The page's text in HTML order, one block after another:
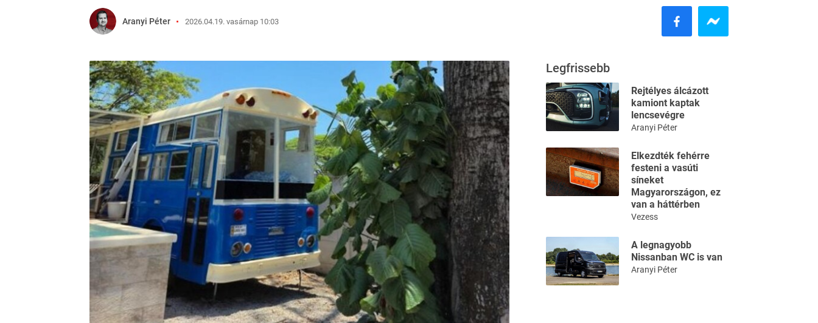
Aranyi Péter 2026.04.19. vasárnap 10:03
Legfrissebb
Rejtélyes álcázott
kamiont kaptak
lencsevégre
Aranyi Péter
Elkezdték fehérre
festeni a vasúti
síneket
Magyarországon, ez
van a háttérben
Vezess
A legnagyobb
Nissanban WC is van
Aranyi Péter